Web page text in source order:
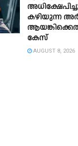
കഴിയുന്ന
കേസ്
AUGUST 8, 2026